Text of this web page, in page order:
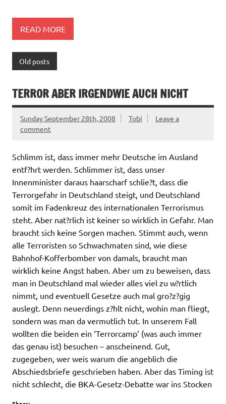
READ MORE
Old posts
TERROR ABER IRGENDWIE AUCH NICHT
Sunday September 28th, 2008 Tobi
Leave a
comment
Schlimm ist, dass immer mehr Deutsche im Ausland
entf?hrt werden. Schlimmer ist, dass unser
Innenminister daraus haarscharf schlie?t, dass die
Terrorgefahr in Deutschland steigt, und Deutschland
somit im Fadenkreuz des internationalen Terrorismus
steht. Aber nat?rlich ist keiner so wirklich in Gefahr. Man
braucht sich keine Sorgen machen. Stimmt auch, wenn
alle Terroristen so Schwachmaten sind, wie diese
Bahnhof-Kofferbomber von damals, braucht man
wirklich keine Angst haben. Aber um zu beweisen, dass
man in Deutschland mal wieder alles viel zu w?rtlich
nimmt, und eventuell Gesetze auch mal gro?z?gig
auslegt. Denn neuerdings z?hlt nicht, wohin man fliegt,
sondern was man da vermutlich tut. In unserem Fall
wollten die beiden ein ‘Terrorcamp’ (was auch immer
das genau ist) besuchen – anscheinend. Gut,
zugegeben, wer weis warum die angeblich die
Abschiedsbriefe geschrieben haben. Aber das Timing ist
nicht schlecht, die BKA-Gesetz-Debatte war ins Stocken